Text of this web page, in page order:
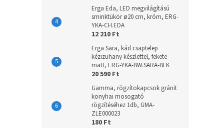
Erga Eda, LED megvilágítású
sminktükör ø20 cm, króm, ERG-
YKA-CH.EDA
12 210 Ft
Erga Sara, kád csaptelep
kézizuhany készlettel, fekete
matt, ERG-YKA-BW.SARA-BLK
20 590 Ft
Gamma, rögzítokapcsok gránit
konyhai mosogató
rögzítéséhez 1db, GMA-
ZLE000023
180 Ft